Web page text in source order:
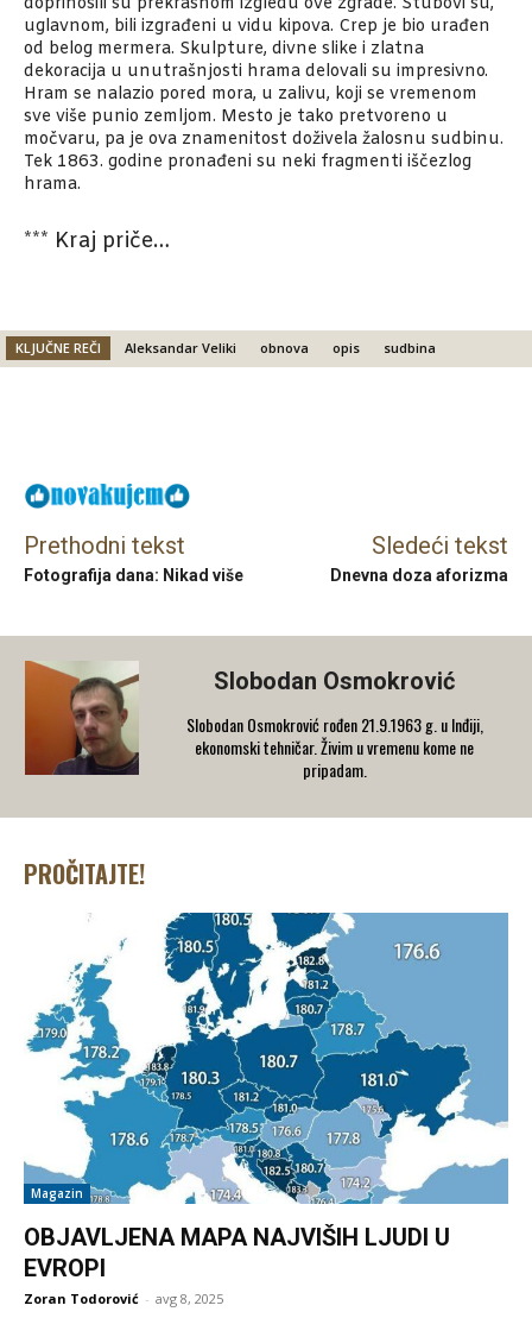
uglavnom, bili izgrađeni u vidu kipova. Crep je bio urađen
od belog mermera. Skulpture, divne slike i zlatna
dekoracija u unutrašnjosti hrama delovali su impresivno.
Hram se nalazio pored mora, u zalivu, koji se vremenom
sve više punio zemljom. Mesto je tako pretvoreno u
močvaru, pa je ova znamenitost doživela žalosnu sudbinu.
Tek 1863. godine pronađeni su neki fragmenti iščezlog
hrama.
*** Kraj priče…
KLJUČNE REČI Aleksandar Veliki obnova opis sudbina
Prethodni tekst
Fotografija dana: Nikad više
Sledeći tekst
Dnevna doza aforizma
Slobodan Osmokrović
Slobodan Osmokrović rođen 21.9.1963 g. u Inđiji,
ekonomski tehničar. Živim u vremenu kome ne
pripadam.
PROČITAJTE!
Magazin
OBJAVLJENA MAPA NAJVIŠIH LJUDI U
EVROPI
Zoran Todorović - avg 8, 2025